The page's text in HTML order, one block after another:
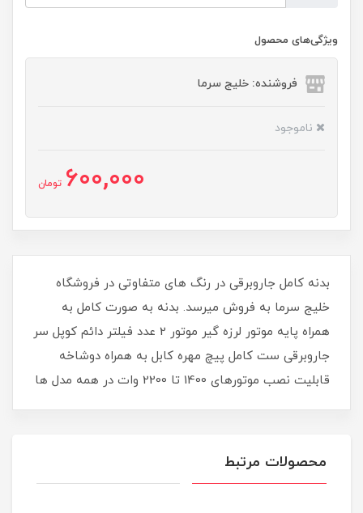
ویژگی‌های محصول
فروشنده: خلیج سرما
ناموجود
600,000 تومان
بدنه کامل جاروبرقی در رنگ های متفاوتی در فروشگاه
خلیج سرما به فروش میرسد. بدنه به صورت کامل به
همراه پایه موتور لرزه گیر موتور 2 عدد فیلتر دائم کوپل سر
جاروبرقی ست کامل پیچ مهره کابل به همراه دوشاخه
قابلیت نصب موتورهای 1400 تا 2200 وات در همه مدل ها
محصولات مرتبط